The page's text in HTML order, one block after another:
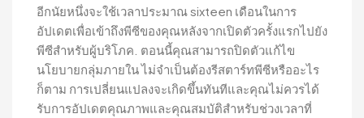
อีกนัยหนึ่งจะใช้เวลาประมาณ sixteen เดือนในการ
อัปเดตเพื่อเข้าถึงพีซีของคุณหลังจากเปิดตัวครั้งแรกไปยัง
พีซีสำหรับผู้บริโภค. ตอนนี้คุณสามารถปิดตัวแก้ไข
นโยบายกลุ่มภายใน ไม่จำเป็นต้องรีสตาร์ทพีซีหรืออะไร
ก็ตาม การเปลี่ยนแปลงจะเกิดขึ้นทันทีและคุณไม่ควรได้
รับการอัปเดตคุณภาพและคุณสมบัติสำหรับช่วงเวลาที่